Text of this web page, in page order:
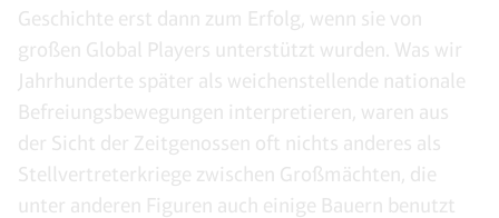
Geschichte erst dann zum Erfolg, wenn sie von
großen Global Players unterstützt wurden. Was wir
Jahrhunderte später als weichenstellende nationale
Befreiungsbewegungen interpretieren, waren aus
der Sicht der Zeitgenossen oft nichts anderes als
Stellvertreterkriege zwischen Großmächten, die
unter anderen Figuren auch einige Bauern benutzt